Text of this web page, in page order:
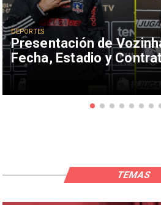
Presentación de
Fecha, Estadio y
DEPORTES
TEMAS